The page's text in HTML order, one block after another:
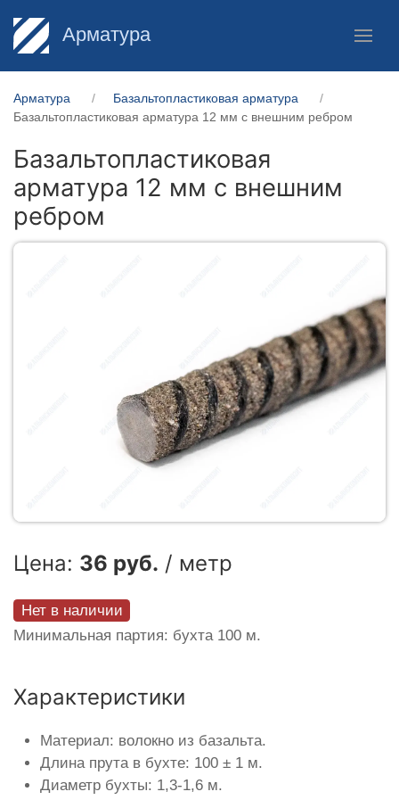
Арматура
Арматура
Базальтопластиковая арматура
Базальтопластиковая арматура 12 мм с внешним ребром
Базальтопластиковая
арматура 12 мм с внешним
ребром
Цена: 36 руб. / метр
Нет в наличии
Минимальная партия: бухта 100 м.
Характеристики
Материал: волокно из базальта.
Длина прута в бухте: 100 ± 1 м.
Диаметр бухты: 1,3-1,6 м.